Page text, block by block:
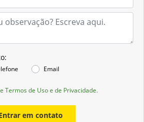
Email
Termos de Uso e de Privacidade.
em contato